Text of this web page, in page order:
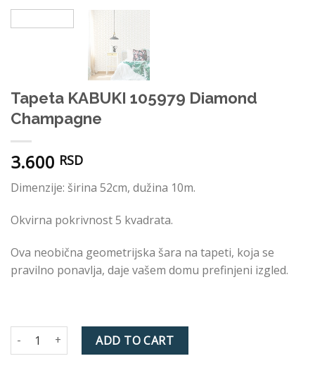
Tapeta KABUKI 105979 Diamond
Champagne
3.600 RSD
Dimenzije: širina 52cm, dužina 10m.
Okvirna pokrivnost 5 kvadrata.
Ova neobična geometrijska šara na tapeti, koja se
pravilno ponavlja, daje vašem domu prefinjeni izgled.
Tapeta KABUKI 105979 Diamond Champagne quantity
ADD TO CART